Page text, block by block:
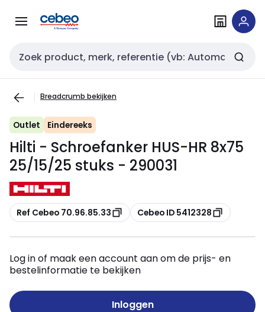
naar
naar
Zoekveld invoer
Breadcrumb bekijken
Outlet Eindereeks
Hilti - Schroefanker HUS-HR 8x75
25/15/25 stuks - 290031
Kopiëren
Ref Cebeo 70.96.85.33 Kopiëren
Cebeo ID 5412328
Log in of maak een account aan om de prijs- en
bestelinformatie te bekijken
Inloggen